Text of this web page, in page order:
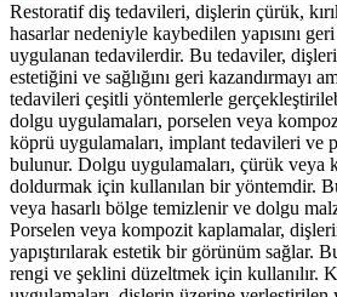
Restoratif diş tedavileri, dişlerin çürük,
hasarlar nedeniyle kaybedilen yapısını
uygulanan tedavilerdir. Bu tedaviler,
estetiğini ve sağlığını geri kazandırmayı
tedavileri çeşitli yöntemlerle
dolgu uygulamaları, porselen veya
köprü uygulamaları, implant tedavileri ve
bulunur. Dolgu uygulamaları, çürük veya
doldurmak için kullanılan bir yöntemdir.
veya hasarlı bölge temizlenir ve dolgu
Porselen veya kompozit kaplamalar,
yapıştırılarak estetik bir görünüm sağlar.
rengi ve şeklini düzeltmek için kullanılır.